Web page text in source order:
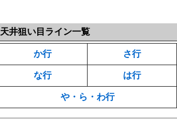
天井狙い目ライン一覧
か行 さ行
な行 は行
や・ら・わ行